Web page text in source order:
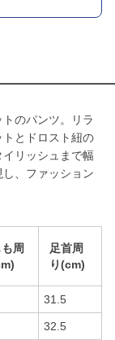
のパンツ。リラ
とドロスト紐の
リッシュまで幅
、ファッション
周
足首周
り(cm)
31.5
32.5